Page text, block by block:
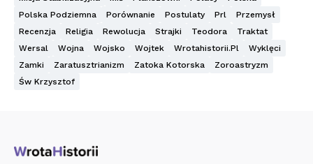
Polska Podziemna
Porównanie Postulaty Prl
Przemysł
Recenzja
Religia Rewolucja Strajki Teodora
Traktat
Wersal
Wojna Wojsko Wojtek Wrotahistorii.pl
Wyklęci
Zamki
Zaratusztrianizm Zatoka Kotorska
Zoroastryzm
Św Krzysztof